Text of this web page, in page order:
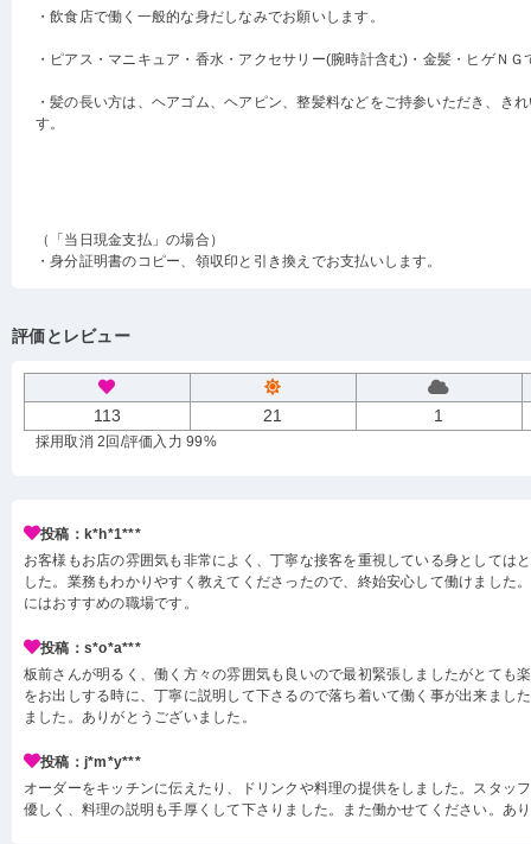
・飲食店で働く一般的な身だしなみでお願いします。
・ピアス・マニキュア・香水・アクセサリー(腕時計含む)・金髪・ヒゲＮＧ
・髪の長い方は、ヘアゴム、ヘアピン、整髪料などをご持参いただき、き
す。
（「当日現金支払」の場合）
・身分証明書のコピー、領収印と引き換えでお支払いします。
評価とレビュー
113 21 1
採用取消 2回 /評価入力 99%
投稿：k*h*1***
お客様もお店の雰囲気も非常によく、丁寧な接客を重視している身としては
した。業務もわかりやすく教えてくださったので、終始安心して働けました
にはおすすめの職場です。
投稿：s*o*a***
板前さんが明るく、働く方々の雰囲気も良いので最初緊張しましたがとても
をお出しする時に、丁寧に説明して下さるので落ち着いて働く事が出来まし
ました。ありがとうございました。
投稿：j*m*y***
オーダーをキッチンに伝えたり、ドリンクや料理の提供をしました。スタッ
優しく、料理の説明も手厚くして下さりました。また働かせてください。あ